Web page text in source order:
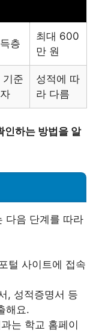
층
최대 600
만 원
기준
성적에 따
라 다름
인하는 방법을 알
다음 단계를 따라
털 사이트에 접속
, 성적증명서 등
해요.
는 학교 홈페이